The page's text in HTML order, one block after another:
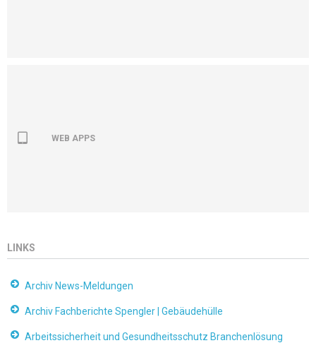
WEB APPS
LINKS
Archiv News-Meldungen
Archiv Fachberichte Spengler | Gebäudehülle
Arbeitssicherheit und Gesundheitsschutz Branchenlösung